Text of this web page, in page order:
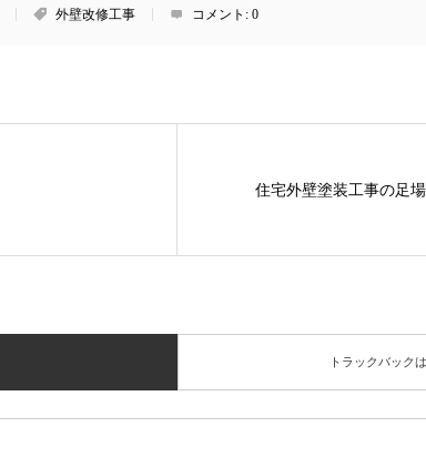
外壁改修工事 コメント: 0
住宅外壁塗装工事の足場
トラックバック